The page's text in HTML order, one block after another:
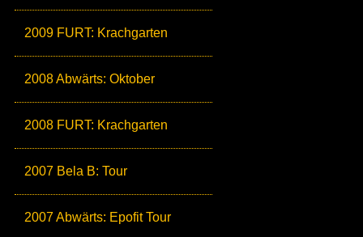
2009 FURT: Krachgarten
2008 Abwärts: Oktober
2008 FURT: Krachgarten
2007 Bela B: Tour
2007 Abwärts: Epofit Tour